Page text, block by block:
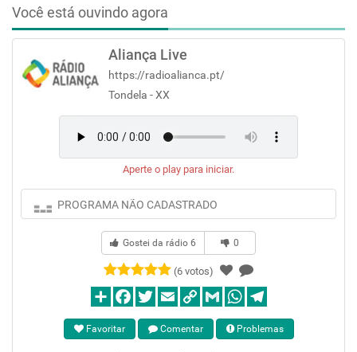
Você está ouvindo agora
Aliança Live
https://radioalianca.pt/
Tondela - XX
Aperte o play para iniciar.
PROGRAMA NÃO CADASTRADO
Gostei da rádio 6 0
(6 votos)
Favoritar Comentar Problemas